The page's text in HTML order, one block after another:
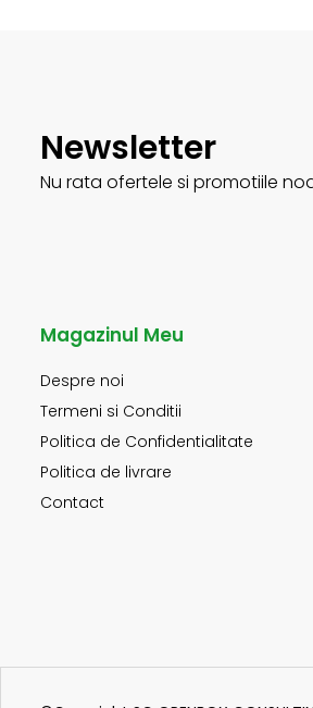
Newsletter
Nu rata ofertele si promotiile
Magazinul Meu
Despre noi
Termeni si Conditii
Politica de Confidentialitate
Politica de livrare
Contact